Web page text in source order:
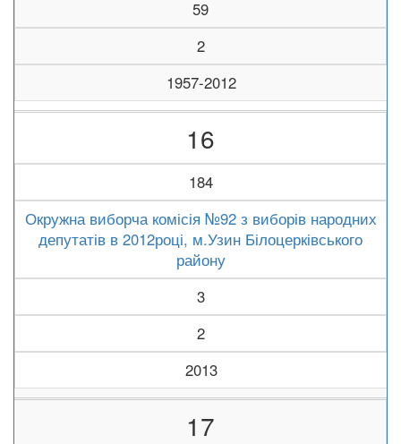
59
2
1957-2012
16
184
Окружна виборча комісія №92 з виборів народних
депутатів в 2012році, м.Узин Білоцерківського
району
3
2
2013
17